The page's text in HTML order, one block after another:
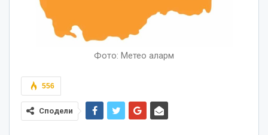
Фото: Метео аларм
556
Сподели